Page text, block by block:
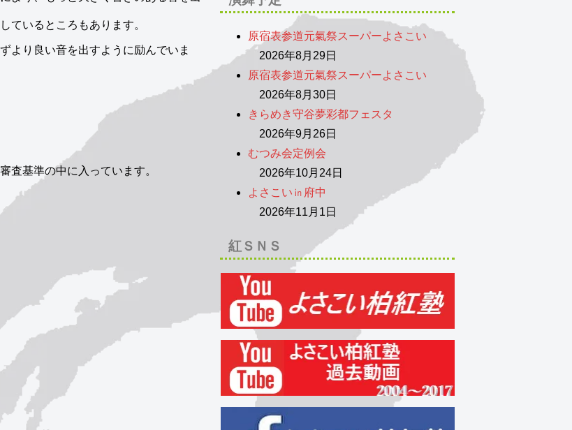
いるところもあります。
より良い音を出すように励んでいま
基準の中に入っています。
原宿表参道元氣祭スーパーよさこい
2026年8月29日
原宿表参道元氣祭スーパーよさこい
2026年8月30日
きらめき守谷夢彩都フェスタ
2026年9月26日
むつみ会定例会
2026年10月24日
よさこい㏌府中
2026年11月1日
紅ＳＮＳ